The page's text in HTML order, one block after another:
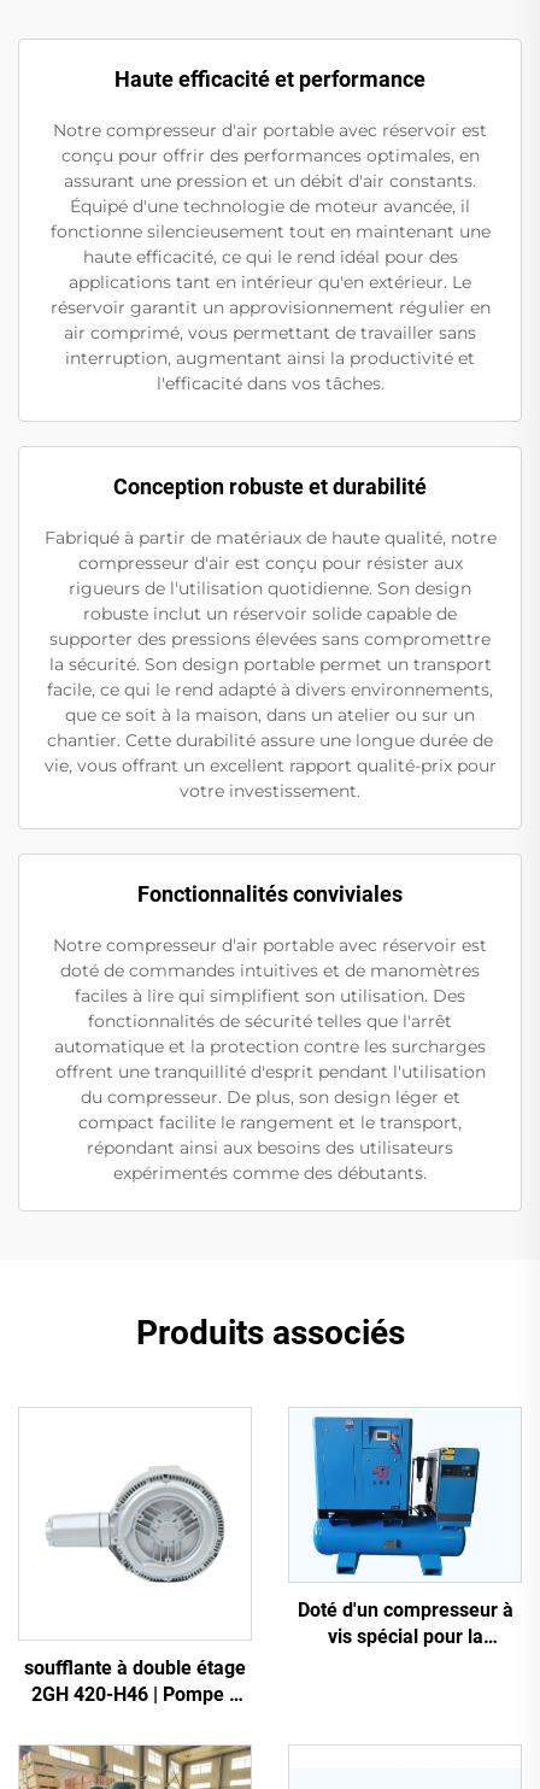
Haute efficacité et performance
Notre compresseur d'air portable avec réservoir est
conçu pour offrir des performances optimales, en
assurant une pression et un débit d'air constants.
Équipé d'une technologie de moteur avancée, il
fonctionne silencieusement tout en maintenant une
haute efficacité, ce qui le rend idéal pour des
applications tant en intérieur qu'en extérieur. Le
réservoir garantit un approvisionnement régulier en
air comprimé, vous permettant de travailler sans
interruption, augmentant ainsi la productivité et
l'efficacité dans vos tâches.
Conception robuste et durabilité
Fabriqué à partir de matériaux de haute qualité, notre
compresseur d'air est conçu pour résister aux
rigueurs de l'utilisation quotidienne. Son design
robuste inclut un réservoir solide capable de
supporter des pressions élevées sans compromettre
la sécurité. Son design portable permet un transport
facile, ce qui le rend adapté à divers environnements,
que ce soit à la maison, dans un atelier ou sur un
chantier. Cette durabilité assure une longue durée de
vie, vous offrant un excellent rapport qualité-prix pour
votre investissement.
Fonctionnalités conviviales
Notre compresseur d'air portable avec réservoir est
doté de commandes intuitives et de manomètres
faciles à lire qui simplifient son utilisation. Des
fonctionnalités de sécurité telles que l'arrêt
automatique et la protection contre les surcharges
offrent une tranquillité d'esprit pendant l'utilisation
du compresseur. De plus, son design léger et
compact facilite le rangement et le transport,
répondant ainsi aux besoins des utilisateurs
expérimentés comme des débutants.
Produits associés
soufflante à double étage
2GH 420-H46 | Pompe à
triphasée
Doté d'un compresseur à
vis spécial pour la